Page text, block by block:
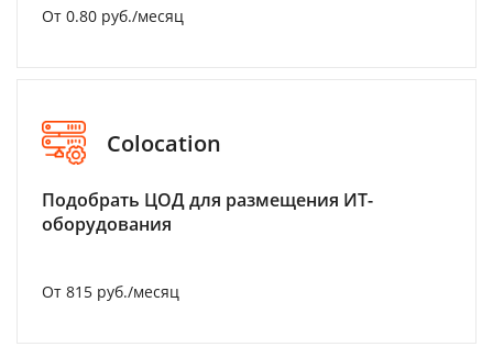
От 0.80 руб./месяц
Colocation
Подобрать ЦОД для размещения ИТ-
оборудования
От 815 руб./месяц